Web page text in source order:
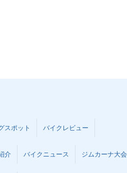
スポット バイクレビュー
介 バイクニュース ジムカーナ大会